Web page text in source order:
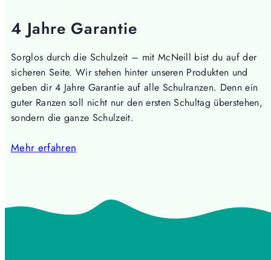
4 Jahre Garantie
Sorglos durch die Schulzeit – mit McNeill bist du auf der
sicheren Seite. Wir stehen hinter unseren Produkten und
geben dir 4 Jahre Garantie auf alle Schulranzen. Denn ein
guter Ranzen soll nicht nur den ersten Schultag überstehen,
sondern die ganze Schulzeit.
Mehr erfahren